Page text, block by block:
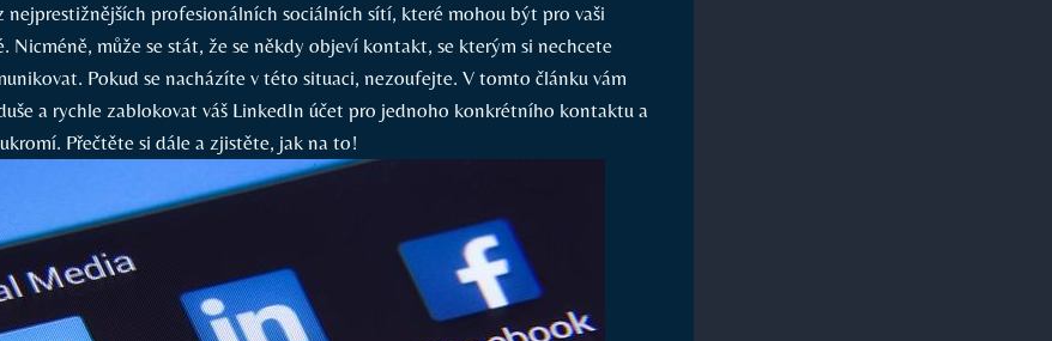
nejprestižnějších profesionálních sociálních sítí, které mohou být pro vaši
Nicméně, může se stát, že se někdy objeví kontakt, se kterým si nechcete
Pokud se nacházíte v této situaci, nezoufejte. V tomto článku vám
a rychle zablokovat váš LinkedIn účet pro jednoho konkrétního kontaktu a
Přečtěte si dále a zjistěte, jak na to!